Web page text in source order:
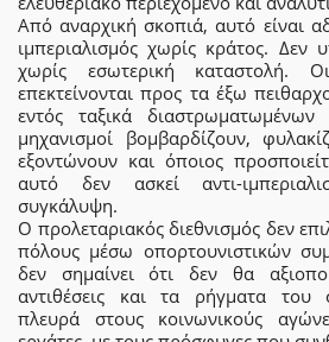
Από αναρχική σκοπιά, αυτό είναι
ιμπεριαλισμός χωρίς κράτος. Δεν
χωρίς εσωτερική καταστολή.
επεκτείνονται προς τα έξω
εντός ταξικά διαστρωματωμένων
μηχανισμοί βομβαρδίζουν,
εξοντώνουν και όποιος
αυτό δεν ασκεί αντι-
συγκάλυψη.
Ο προλεταριακός διεθνισμός δεν
πόλους μέσω οπορτουνιστικών
δεν σημαίνει ότι δεν θα
αντιθέσεις και τα ρήγματα του
πλευρά στους κοινωνικούς